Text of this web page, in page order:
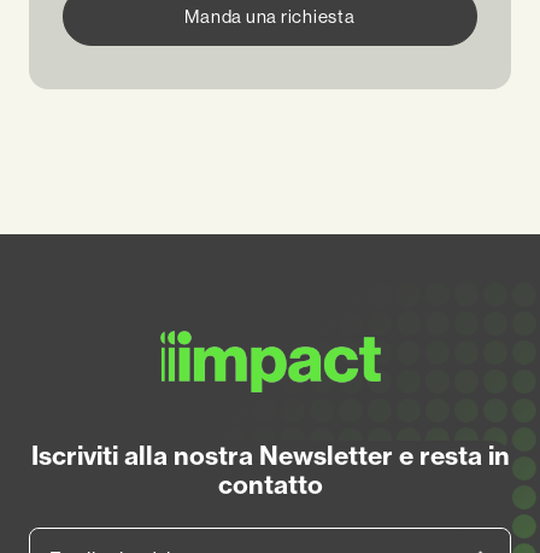
Manda una richiesta
Iscriviti alla nostra Newsletter e resta in
contatto